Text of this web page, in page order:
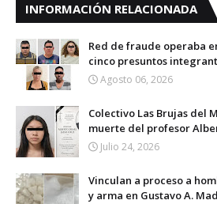
INFORMACIÓN RELACIONADA
Red de fraude operaba
cinco presuntos
Agosto 06, 2026
Colectivo Las Brujas del
muerte del profesor
Julio 24, 2026
Vinculan a proceso a
y arma en Gustavo A.